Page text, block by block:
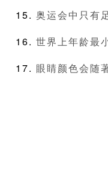
奥运会中只有
世界上年龄最
眼睛颜色会随